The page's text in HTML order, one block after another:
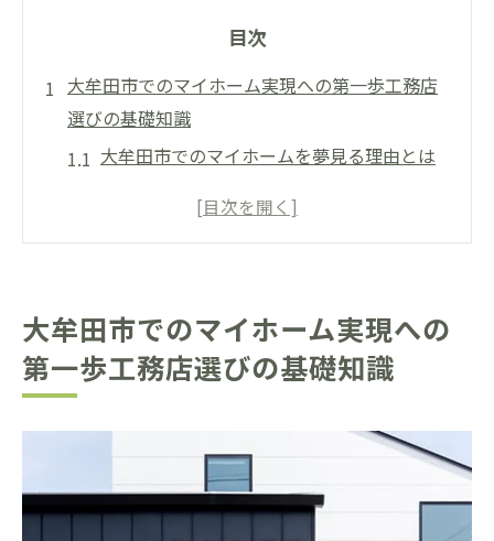
目次
大牟田市でのマイホーム実現への第一歩工務店
選びの基礎知識
大牟田市でのマイホームを夢見る理由とは
成功する工務店選びの基礎とは
大牟田市で工務店を選ぶ際の初歩的な質問
マイホームを建てるなら大牟田市工務店選びの
地元の評判をチェックする方法
施工実績から見る工務店の信頼性
予算に合わせた工務店の選び方
大牟田市でのマイホーム実現への
第一歩工務店選びの基礎知識